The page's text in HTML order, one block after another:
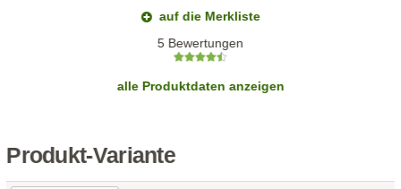
auf die Merkliste
5 Bewertungen
alle Produktdaten anzeigen
Produkt-Variante